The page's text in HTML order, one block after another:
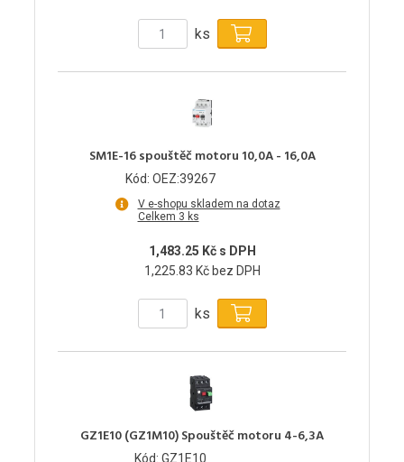
ks
SM1E-16 spouštěč motoru 10,0A - 16,0A
Kód: OEZ:39267
V e-shopu skladem na dotaz
Celkem 3 ks
1,483.25 Kč s DPH
1,225.83 Kč bez DPH
ks
GZ1E10 (GZ1M10) Spouštěč motoru 4-6,3A
Kód: GZ1E10